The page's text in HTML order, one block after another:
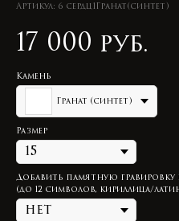
Артикул: 6 сердц1Гранат(синтет)
17 000 руб.
Камень
Гранат (синтет)
Размер
Добавить памятную гравировку
(до 12 символов, кириллица/